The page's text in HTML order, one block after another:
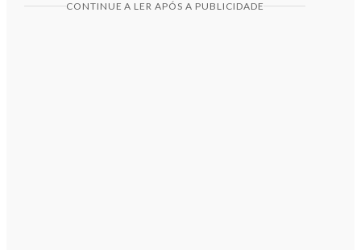
CONTINUE A LER APÓS A PUBLICIDADE